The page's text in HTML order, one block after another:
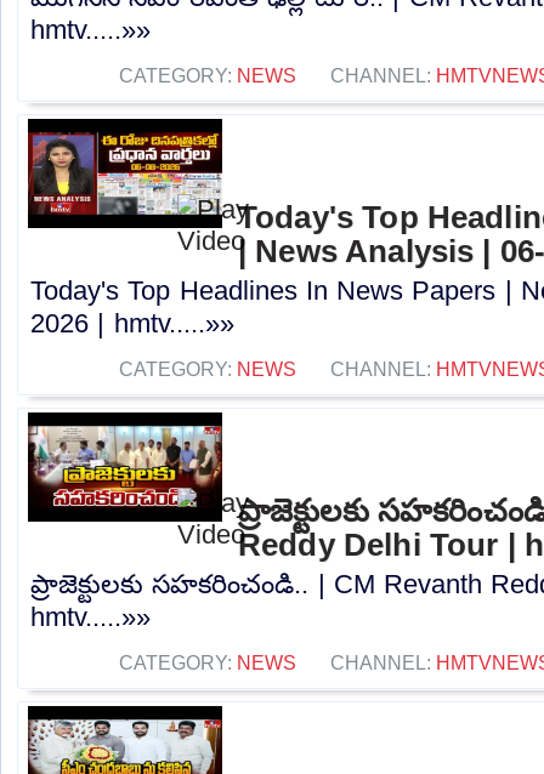
hmtv.....»»
CATEGORY: NEWS CHANNEL:
Today's Top
| News Analysis |
Today's Top Headlines In News Papers |
2026 | hmtv.....»»
CATEGORY: NEWS CHANNEL:
ప్రాజెక్టులకు
Reddy Delhi Tour |
ప్రాజెక్టులకు సహకరించండి.. | CM Revanth
hmtv.....»»
CATEGORY: NEWS CHANNEL: